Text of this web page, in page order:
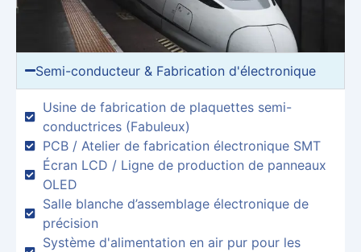
Semi-conducteur & Fabrication d'électronique
Usine de fabrication de plaquettes semi-
conductrices (Fabuleux)
PCB / Atelier de fabrication électronique SMT
Écran LCD / Ligne de production de panneaux
OLED
Salle blanche d’assemblage électronique de
précision
Système d'alimentation en air pur pour les